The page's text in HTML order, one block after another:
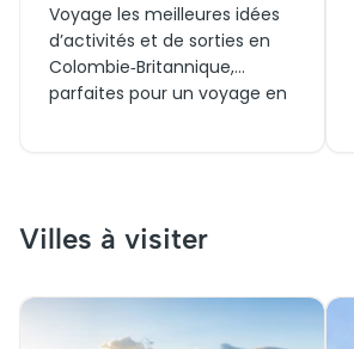
Voyage les meilleures idées
d’activités et de sorties en
Colombie‑Britannique,
parfaites pour un voyage en
Trouvez dès aujourd’hui les
billets et expériences à vivre
aventure et culture se
rencontrent.
Villes à visiter